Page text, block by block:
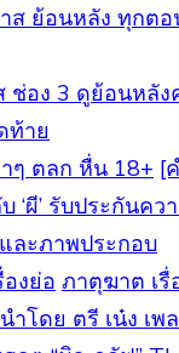
ช่อง 3 ดูย้อนหลั
ท้าย
[
‘ผี’ รับประกันค
ละภาพประกอบ
ภาตุฆาต เ
ำโดย ตรี เน๋ง เพ